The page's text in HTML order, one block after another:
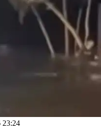
23:24